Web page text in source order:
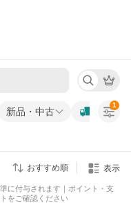
新品・中古
1
おすすめ順 表示
に付与されます｜ポイント・支
をご確認ください